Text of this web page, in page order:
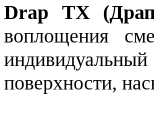
Drap ТХ
воплощения
поверхности,